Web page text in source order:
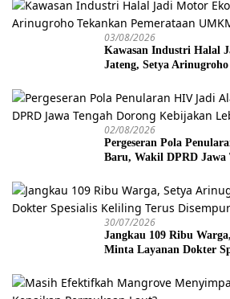
03/08/2026
Kawasan Industri Halal
Jateng, Setya
02/08/2026
Pergeseran Pola
Baru, Wakil DPRD Jawa
30/07/2026
Jangkau 109 Ribu
Minta Layanan Dokter